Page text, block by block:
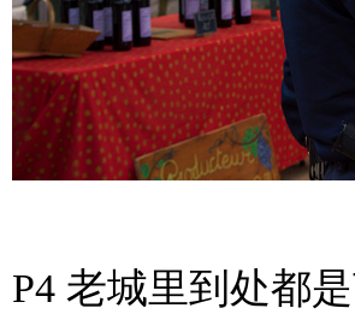
P4 老城里到处都